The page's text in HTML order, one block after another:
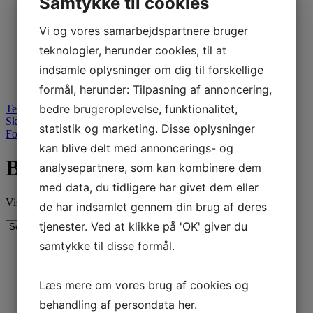
Teknisk Info
Om os
Kontakt os
Stop Vores Madspild
Favoritter
Telefon nr. 32 84 71 15.
Skriv email
Forside
/Ris/ Basmati ris
Basmati ris
Viser alle 3 resultater
India Gate Premium Basmati Rice
5kg
Vi og vores samarbejdspartnere bruger
teknologier, herunder cookies, til at
indsamle oplysninger om dig til forskellige
formål, herunder: Tilpasning af annoncering,
bedre brugeroplevelse, funktionalitet,
statistik og marketing. Disse oplysninger
kan blive delt med annoncerings- og
analysepartnere, som kan kombinere dem
med data, du tidligere har givet dem eller
de har indsamlet gennem din brug af deres
tjenester. Ved at klikke på 'OK' giver du
samtykke til disse formål.
Læs mere om vores brug af cookies og
behandling af persondata her.